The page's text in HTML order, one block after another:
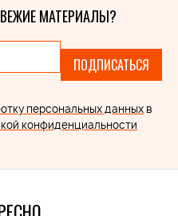
МАТЕРИАЛЫ?
ПОДПИСАТЬСЯ
персональных данных в
конфиденциальности